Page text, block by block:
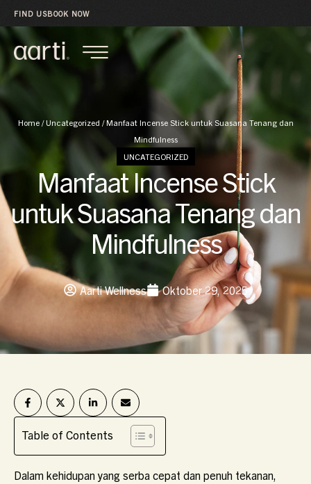
FIND USBOOK NOW
Home/Uncategorized /Manfaat Incense Stick untuk Suasana Tenang dan
Mindfulness
UNCATEGORIZED
Manfaat Incense Stick
untuk Suasana Tenang dan
Mindfulness
Aarti Wellness Oktober 29, 2025
Table of Contents
Dalam kehidupan yang serba cepat dan penuh tekanan,